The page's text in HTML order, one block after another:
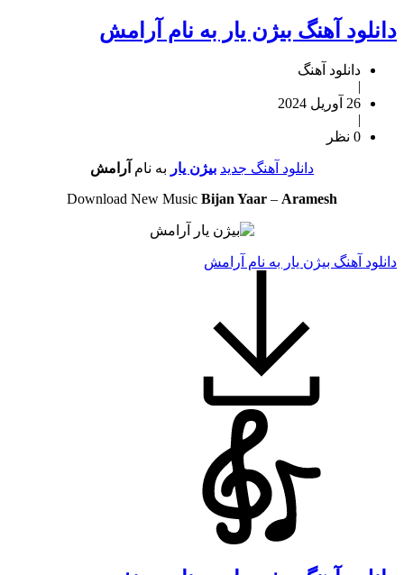
دانلود آهنگ بیژن یار به نام آرامش
دانلود آهنگ
|
26 آوریل 2024
|
0 نظر
دانلود آهنگ جدید بیژن یار به نام آرامش
Download New Music Bijan Yaar – Aramesh
دانلود آهنگ بیژن یار به نام آرامش